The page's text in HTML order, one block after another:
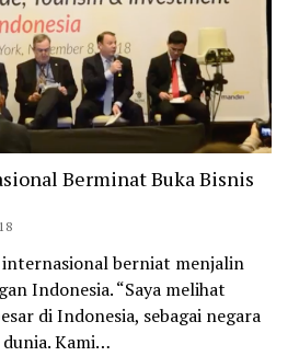
Berminat Buka Bisnis
internasional berniat menjalin
Indonesia. “Saya melihat
di Indonesia, sebagai negara
Kami…